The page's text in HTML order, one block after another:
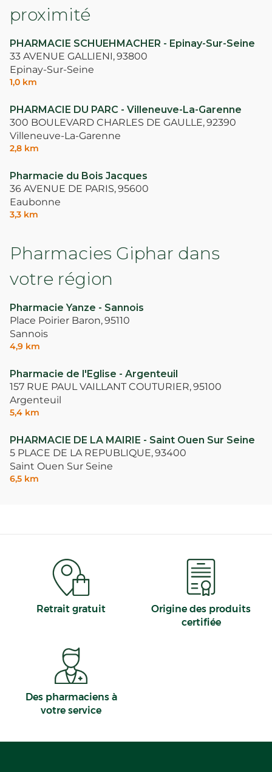
proximité
PHARMACIE SCHUEHMACHER - Epinay-Sur-Seine
33 AVENUE GALLIENI,93800
Epinay-Sur-Seine
1,0 km
PHARMACIE DU PARC - Villeneuve-La-Garenne
300 BOULEVARD CHARLES DE GAULLE,92390
Villeneuve-La-Garenne
2,8 km
Pharmacie du Bois Jacques
36 AVENUE DE PARIS,95600
Eaubonne
3,3 km
Pharmacies Giphar dans
votre région
Pharmacie Yanze - Sannois
Place Poirier Baron,95110
Sannois
4,9 km
Pharmacie de l'Eglise - Argenteuil
157 RUE PAUL VAILLANT COUTURIER,95100
Argenteuil
5,4 km
PHARMACIE DE LA MAIRIE - Saint Ouen Sur Seine
5 PLACE DE LA REPUBLIQUE,93400
Saint Ouen Sur Seine
6,5 km
Retrait gratuit
Origine des produits
certifiée
Des pharmaciens à
votre service